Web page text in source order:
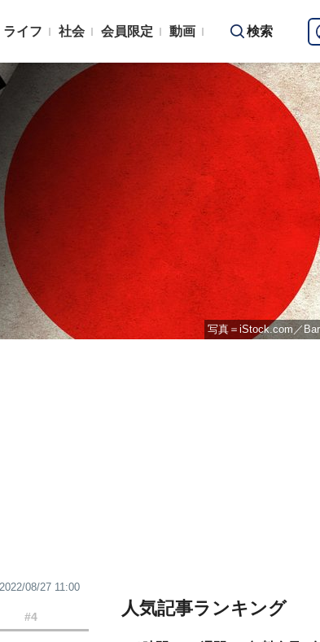
ライフ 社会 会員限定 動画 検索
写真＝iStock.com／
2022/08/27 11:00
#4 人気記事ランキング